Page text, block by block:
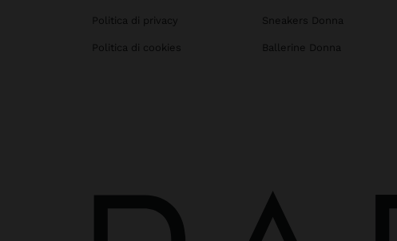
Politica di privacy
Politica di cookies
Sneakers Donna
Ballerine Donna